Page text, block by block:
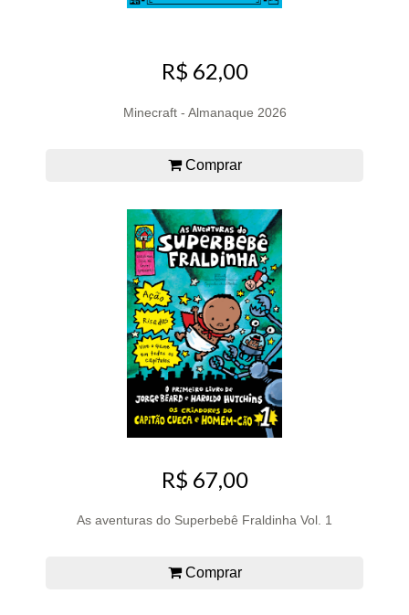
R$ 62,00
Minecraft - Almanaque 2026
Comprar
R$ 67,00
As aventuras do Superbebê Fraldinha Vol. 1
Comprar